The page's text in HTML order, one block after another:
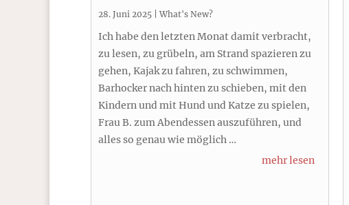
28. Juni 2025 |What's New?
Ich habe den letzten Monat damit verbracht,
zu lesen, zu grübeln, am Strand spazieren zu
gehen, Kajak zu fahren, zu schwimmen,
Barhocker nach hinten zu schieben, mit den
Kindern und mit Hund und Katze zu spielen,
Frau B. zum Abendessen auszuführen, und
alles so genau wie möglich …
mehr lesen